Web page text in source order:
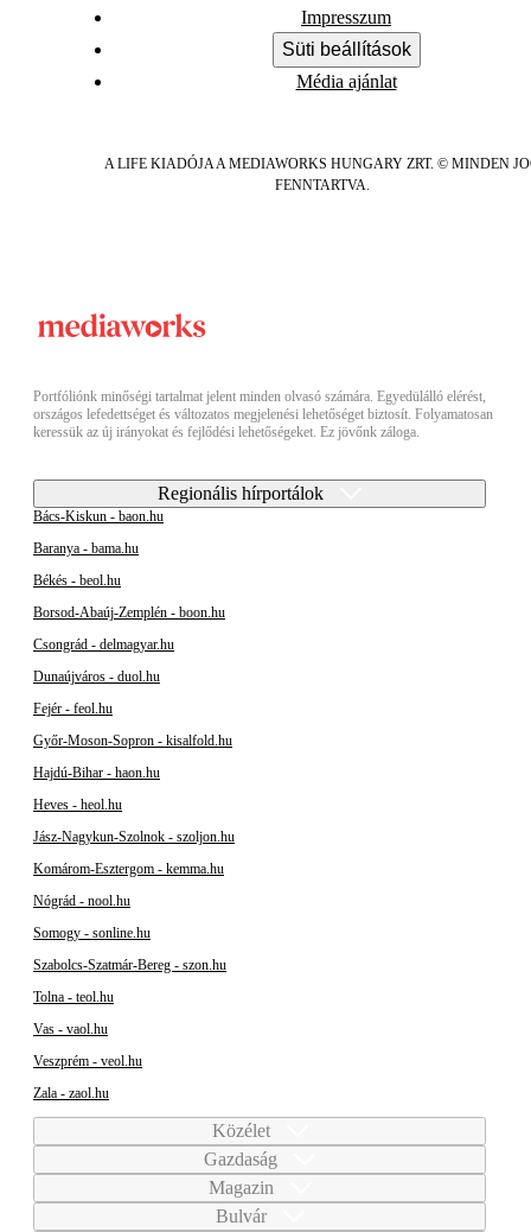
Impresszum
Süti beállítások
Média ajánlat
A LIFE KIADÓJA A MEDIAWORKS HUNGARY ZRT. © MINDEN
FENNTARTVA.
Portfóliónk minőségi tartalmat jelent minden olvasó számára. Egyedülálló elérést,
országos lefedettséget és változatos megjelenési lehetőséget biztosít. Folyamatosan
keressük az új irányokat és fejlődési lehetőségeket. Ez jövőnk záloga.
Regionális hírportálok
Bács-Kiskun - baon.hu
Baranya - bama.hu
Békés - beol.hu
Borsod-Abaúj-Zemplén - boon.hu
Csongrád - delmagyar.hu
Dunaújváros - duol.hu
Fejér - feol.hu
Győr-Moson-Sopron - kisalfold.hu
Hajdú-Bihar - haon.hu
Heves - heol.hu
Jász-Nagykun-Szolnok - szoljon.hu
Komárom-Esztergom - kemma.hu
Nógrád - nool.hu
Somogy - sonline.hu
Szabolcs-Szatmár-Bereg - szon.hu
Tolna - teol.hu
Vas - vaol.hu
Veszprém - veol.hu
Zala - zaol.hu
Közélet
Gazdaság
Magazin
Bulvár